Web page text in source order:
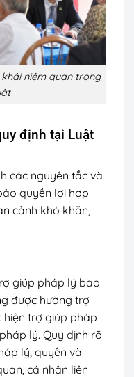
niệm quan trọng
định tại Luật
các nguyên tắc và
quyền lợi hợp
cảnh khó khăn,
giúp pháp lý bao
được hưởng trợ
hiện trợ giúp pháp
lý. Quy định rõ
lý, quyền và
cá nhân liên